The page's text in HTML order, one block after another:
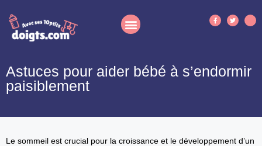
Astuces pour aider bébé à s’endormir
paisiblement
Le sommeil est crucial pour la croissance et le développement d’un